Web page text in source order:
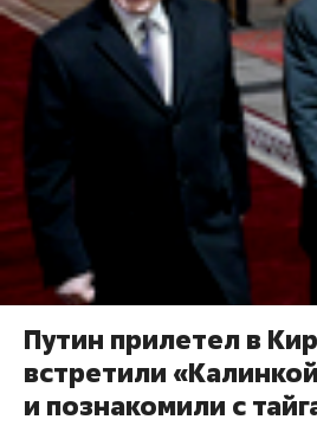
Путин прилетел в
встретили
и познакомили с